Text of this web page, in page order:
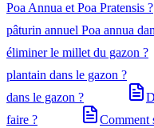
Poa Annua et Poa Pratensis ?
pâturin annuel Poa annua
éliminer le millet du gazon ?
plantain dans le gazon ?
dans le gazon ?
faire ?
Comment